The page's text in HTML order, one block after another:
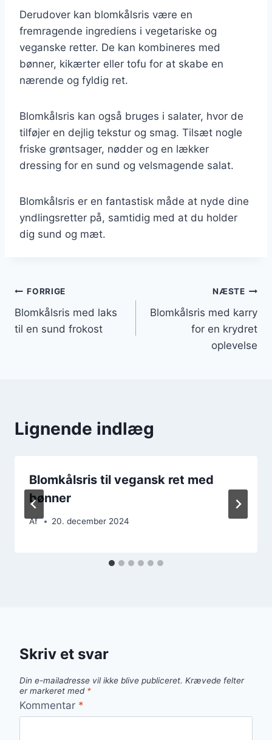
Derudover kan blomkålsris være en
fremragende ingrediens i vegetariske og
veganske retter. De kan kombineres med
bønner, kikærter eller tofu for at skabe en
nærende og fyldig ret.
Blomkålsris kan også bruges i salater, hvor de
tilføjer en dejlig tekstur og smag. Tilsæt nogle
friske grøntsager, nødder og en lækker
dressing for en sund og velsmagende salat.
Blomkålsris er en fantastisk måde at nyde dine
yndlingsretter på, samtidig med at du holder
dig sund og mæt.
Indlægsnavigation
FORRIGE
Blomkålsris med laks
til en sund frokost
NÆSTE
Blomkålsris med karry
for en krydret
oplevelse
Lignende indlæg
Blomkålsris til vegansk ret med
bønner
Af 20. december 2024
Skriv et svar
Din e-mailadresse vil ikke blive publiceret. Krævede felter
er markeret med *
Kommentar *